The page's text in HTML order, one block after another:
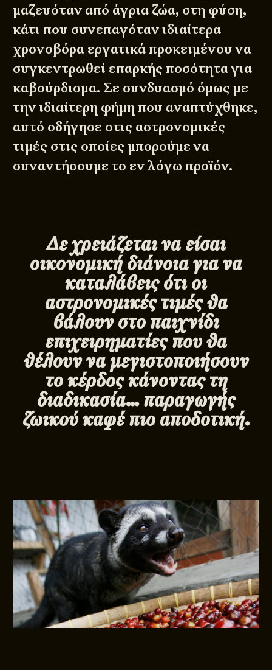
μαζευόταν από άγρια ζώα, στη φύση,
κάτι που συνεπαγόταν ιδιαίτερα
χρονοβόρα εργατικά προκειμένου να
συγκεντρωθεί επαρκής ποσότητα για
καβούρδισμα. Σε συνδυασμό όμως με
την ιδιαίτερη φήμη που αναπτύχθηκε,
αυτό οδήγησε στις αστρονομικές
τιμές στις οποίες μπορούμε να
συναντήσουμε το εν λόγω προϊόν.
Δε χρειάζεται να είσαι
οικονομική διάνοια για να
καταλάβεις ότι οι
αστρονομικές τιμές θα
βάλουν στο παιχνίδι
επιχειρηματίες που θα
θέλουν να μεγιστοποιήσουν
το κέρδος κάνοντας τη
διαδικασία… παραγωγής
ζωικού καφέ πιο αποδοτική.